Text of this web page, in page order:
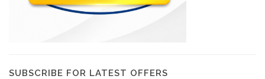
SUBSCRIBE FOR LATEST OFFERS